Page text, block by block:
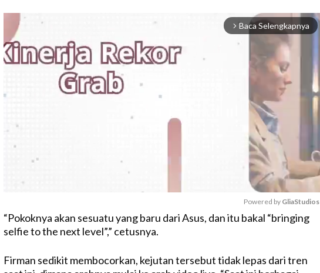
arrow_forward_ios Baca Selengkapnya
t
Powered by GliaStudios
“Pokoknya akan sesuatu yang baru dari Asus, dan itu bakal “bringing
selfie to the next level”,” cetusnya.
Firman sedikit membocorkan, kejutan tersebut tidak lepas dari tren